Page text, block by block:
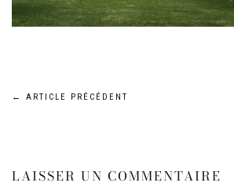
Navigation
← ARTICLE PRÉCÉDENT
LAISSER UN COMMENTAIRE